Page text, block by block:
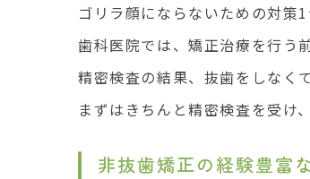
ゴリラ顔にならないための対策
歯科医院では、矯正治療を行う
精密検査の結果、抜歯をしなく
まずはきちんと精密検査を受け
非抜歯矯正の経験豊富